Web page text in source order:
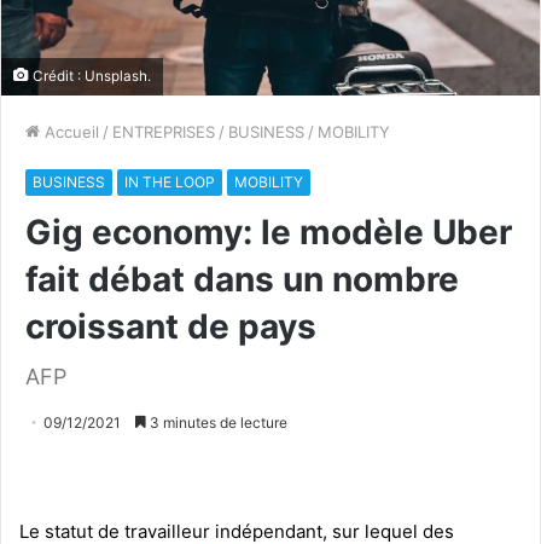
Crédit : Unsplash.
Accueil / ENTREPRISES / BUSINESS / MOBILITY
BUSINESS IN THE LOOP MOBILITY
Gig economy: le modèle Uber
fait débat dans un nombre
croissant de pays
AFP
09/12/2021 3 minutes de lecture
Le statut de travailleur indépendant, sur lequel des